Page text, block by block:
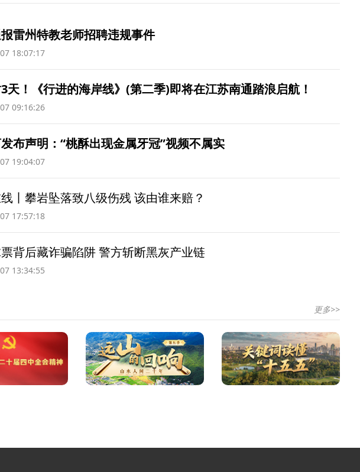
雷州特教老师招聘违规事件
18:07:17
天！《行进的海岸线》(第二季)即将在江苏南通踏浪启航！
09:16:26
布声明：“桃酥出现金属牙冠”视频不属实
19:04:07
丨攀岩坠落致八级伤残 该由谁来赔？
17:57:18
背后藏诈骗陷阱 警方斩断黑灰产业链
13:34:55
更多>>